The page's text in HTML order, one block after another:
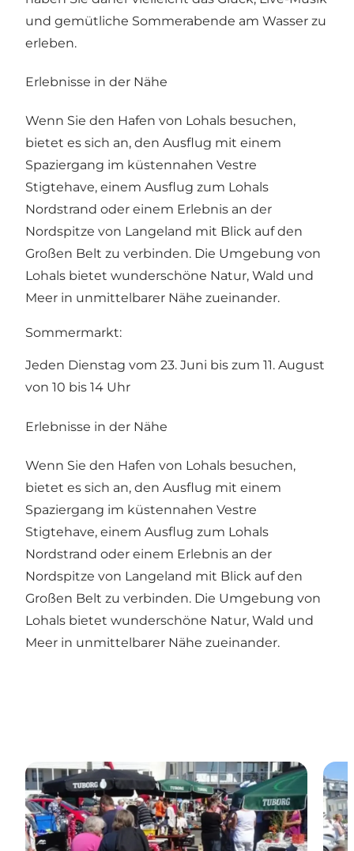
und gemütliche Sommerabende am Wasser zu
erleben.
Erlebnisse in der Nähe
Wenn Sie den Hafen von Lohals besuchen,
bietet es sich an, den Ausflug mit einem
Spaziergang im küstennahen Vestre
Stigtehave, einem Ausflug zum Lohals
Nordstrand oder einem Erlebnis an der
Nordspitze von Langeland mit Blick auf den
Großen Belt zu verbinden. Die Umgebung von
Lohals bietet wunderschöne Natur, Wald und
Meer in unmittelbarer Nähe zueinander.
Sommermarkt:
Jeden Dienstag vom 23. Juni bis zum 11. August
von 10 bis 14 Uhr
Erlebnisse in der Nähe
Wenn Sie den Hafen von Lohals besuchen,
bietet es sich an, den Ausflug mit einem
Spaziergang im küstennahen Vestre
Stigtehave, einem Ausflug zum Lohals
Nordstrand oder einem Erlebnis an der
Nordspitze von Langeland mit Blick auf den
Großen Belt zu verbinden. Die Umgebung von
Lohals bietet wunderschöne Natur, Wald und
Meer in unmittelbarer Nähe zueinander.